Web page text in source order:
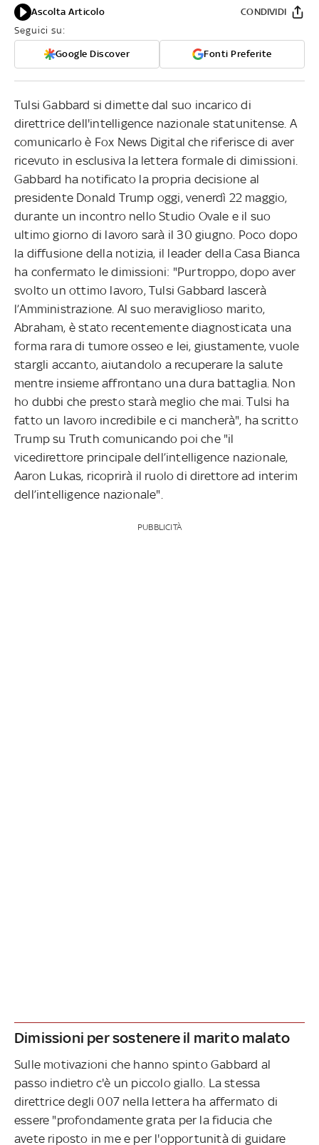
Ascolta Articolo
Seguici su:
Google Discover Fonti Preferite
CONDIVIDI
Tulsi Gabbard si dimette dal suo incarico di
direttrice dell'intelligence nazionale statunitense. A
comunicarlo è Fox News Digital che riferisce di aver
ricevuto in esclusiva la lettera formale di dimissioni.
Gabbard ha notificato la propria decisione al
presidente Donald Trump oggi, venerdì 22 maggio,
durante un incontro nello Studio Ovale e il suo
ultimo giorno di lavoro sarà il 30 giugno. Poco dopo
la diffusione della notizia, il leader della Casa Bianca
ha confermato le dimissioni: "Purtroppo, dopo aver
svolto un ottimo lavoro, Tulsi Gabbard lascerà
l’Amministrazione. Al suo meraviglioso marito,
Abraham, è stato recentemente diagnosticata una
forma rara di tumore osseo e lei, giustamente, vuole
stargli accanto, aiutandolo a recuperare la salute
mentre insieme affrontano una dura battaglia. Non
ho dubbi che presto starà meglio che mai. Tulsi ha
fatto un lavoro incredibile e ci mancherà", ha scritto
Trump su Truth comunicando poi che "il
vicedirettore principale dell’intelligence nazionale,
Aaron Lukas, ricoprirà il ruolo di direttore ad interim
dell’intelligence nazionale".
PUBBLICITÀ
Dimissioni per sostenere il marito malato
Sulle motivazioni che hanno spinto Gabbard al
passo indietro c'è un piccolo giallo. La stessa
direttrice degli 007 nella lettera ha affermato di
essere "profondamente grata per la fiducia che
avete riposto in me e per l'opportunità di guidare